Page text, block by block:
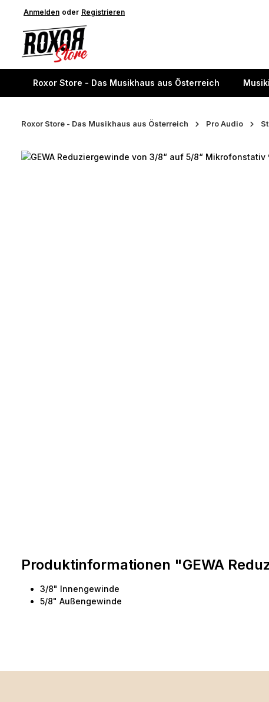
Zur Hauptnavigation springen
Anmelden oder Registrieren
Roxor Store - Das Musikhaus aus Österreich
Roxor Store - Das Musikhaus aus Österreich Pro Audio
Bildergalerie überspringen
Produktinformationen "GEWA
3/8" Innengewinde
5/8" Außengewinde